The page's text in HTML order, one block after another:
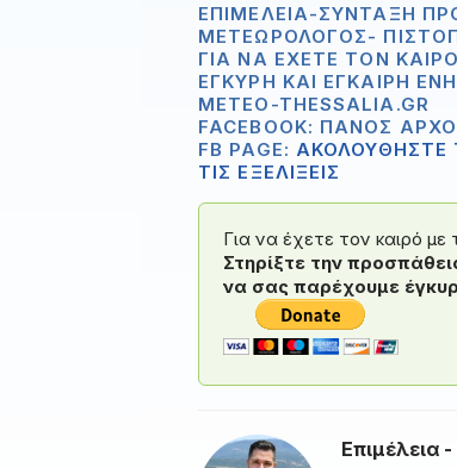
ΕΠΙΜΈΛΕΙΑ-ΣΎΝΤΑΞΗ
ΜΕΤΕΩΡΟΛΌΓΟΣ-
ΓΙΑ ΝΑ ΈΧΕΤΕ ΤΟΝ
ΈΓΚΥΡΗ ΚΑΙ ΈΓΚΑΙΡΗ
METEO-THESSALIA.GR
FACEBOOK: ΠΆΝΟΣ
FB PAGE: ΑΚΟΛΟΥΘΗΣΤΕ
ΤΙΣ ΕΞΕΛΙΞΕΙΣ
Για να έχετε τον καιρό
Στηρίξτε την
να σας παρέχουμε
Επιμέλεια